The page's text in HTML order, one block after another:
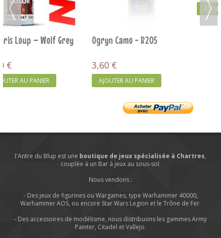
AJOUTER AU PANIER
l'Antre du Blup est une boutique de jeux spécialisée à Chartres,
couplée à un Bar à jeux au sous-sol.
Nous vendons :
- Des jeux de figurines ou Wargames, type Warhammer 40000,
Warhammer AOS, ou encore Star Wars Legion et le Trône de Fer.
- Des accessoires de modélisme, nous distribuons les gammes Army
Painter, Citadel et Vallejo.